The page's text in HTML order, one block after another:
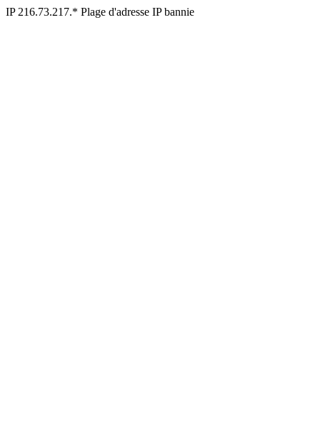
IP 216.73.217.* Plage d'adresse IP bannie